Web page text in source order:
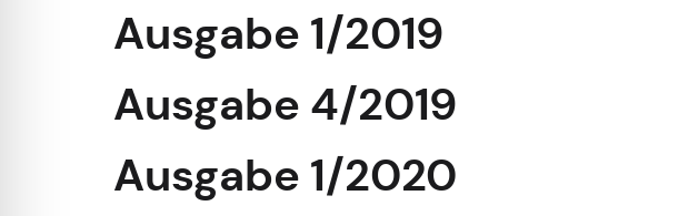
Ausgabe 1/2019
Ausgabe 4/2019
Ausgabe 1/2020